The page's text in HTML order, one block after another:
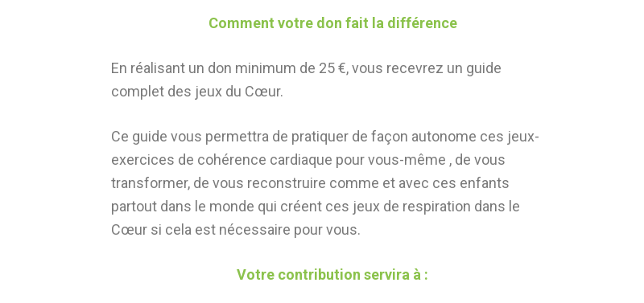
Comment votre don fait la différence
En réalisant un don minimum de 25 €, vous recevrez un guide
complet des jeux du Cœur.
Ce guide vous permettra de pratiquer de façon autonome ces jeux-
exercices de cohérence cardiaque pour vous-même , de vous
transformer, de vous reconstruire comme et avec ces enfants
partout dans le monde qui créent ces jeux de respiration dans le
Cœur si cela est nécessaire pour vous.
Votre contribution servira à :